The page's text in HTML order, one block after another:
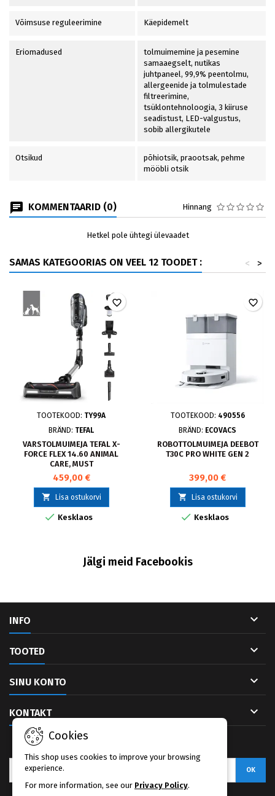
Võimsuse reguleerimine Käepidemelt
Eriomadused
tolmuimemine ja pesemine
samaaegselt, nutikas
juhtpaneel, 99,9% peentolmu,
allergeenide ja tolmulestade
filtreerimine,
tsüklontehnoloogia, 3 kiiruse
seadistust, LED-valgustus,
sobib allergikutele
Otsikud
põhiotsik, praootsak, pehme
mööbli otsik
KOMMENTAARID (0) Hinnang
Hetkel pole ühtegi ülevaadet
SAMAS KATEGOORIAS ON VEEL 12 TOODET : >
<
TOOTEKOOD: TY99A
BRÄND: TEFAL
VARSTOLMUIMEJA TEFAL X-
FORCE FLEX 14.60 ANIMAL
CARE, MUST
459,00 €
 Lisa ostukorvi
 Kesklaos
favorite_border
TOOTEKOOD: 490556
BRÄND: ECOVACS
ROBOTTOLMUIMEJA DEEBOT
T30C PRO WHITE GEN 2
399,00 €
 Lisa ostukorvi
 Kesklaos
favorite_border
Jälgi meid Facebookis
INFO 
TOOTED 
SINU KONTO 
KONTAKT 
Cookies
This shop uses cookies to improve your browsing
experience.
For more information, see our Privacy Policy.